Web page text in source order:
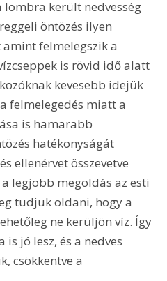
került nedvesség
öntözés ilyen
felmelegszik a
is rövid idő alatt
kevesebb idejük
felmelegedés miatt a
is hamarabb
hatékonyságát
ellenérvet összevetve
legjobb megoldás az esti
tudjuk oldani, hogy a
ne kerüljön víz. Így
is jó lesz, és a nedves
csökkentve a